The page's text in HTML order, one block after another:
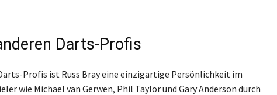
Darts-Profis
Profis ist Russ Bray eine einzigartige Persönlichkeit im
wie Michael van Gerwen, Phil Taylor und Gary Anderson durch